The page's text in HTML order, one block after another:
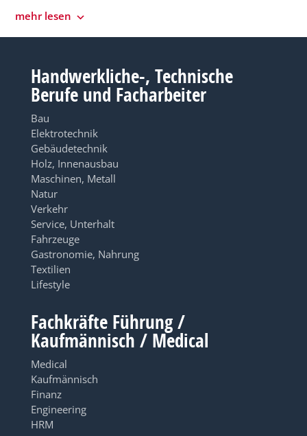
mehr lesen
Handwerkliche-, Technische
Berufe und Facharbeiter
Bau
Elektrotechnik
Gebäudetechnik
Holz, Innenausbau
Maschinen, Metall
Natur
Verkehr
Service, Unterhalt
Fahrzeuge
Gastronomie, Nahrung
Textilien
Lifestyle
Fachkräfte Führung /
Kaufmännisch / Medical
Medical
Kaufmännisch
Finanz
Engineering
HRM